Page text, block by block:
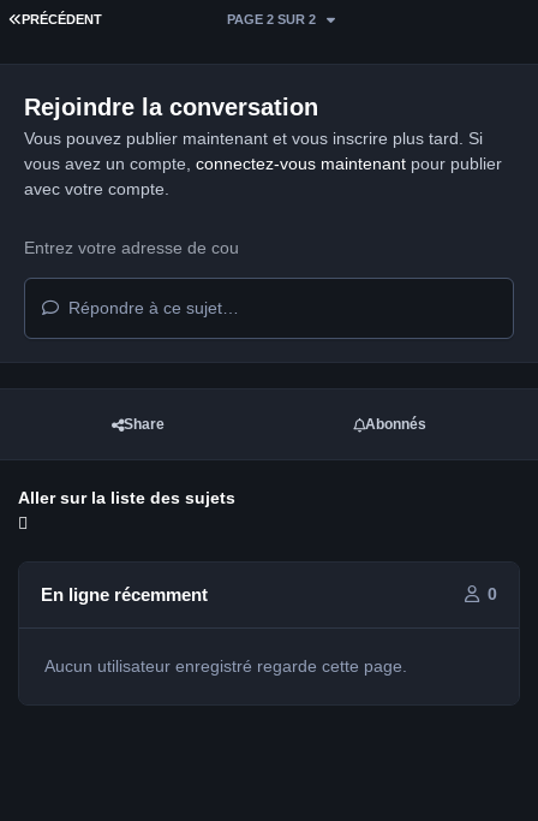
PREMIÈRE PAGE
PRÉCÉDENT PAGE 2 SUR 2
Rejoindre la conversation
Vous pouvez publier maintenant et vous inscrire plus tard. Si
vous avez un compte, connectez-vous maintenantpour publier
avec votre compte.
Répondre à ce sujet…
Share Abonnés
Aller sur la liste des sujets
En ligne récemment 0
Aucun utilisateur enregistré regarde cette page.